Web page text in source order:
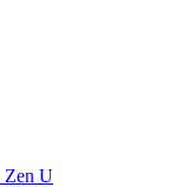
Zen U